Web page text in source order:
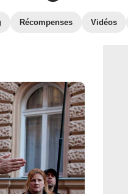
Récompenses Vidéos